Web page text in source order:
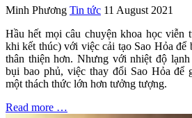
Minh Phương Tin tức 11 August 2021
Hầu hết mọi câu chuyện khoa học viễn
khi kết thúc) với việc cải tạo Sao Hỏa để
thân thiện hơn. Nhưng với nhiệt độ
bụi bao phủ, việc thay đổi Sao Hỏa
một thách thức lớn hơn tưởng tượng.
Read more …